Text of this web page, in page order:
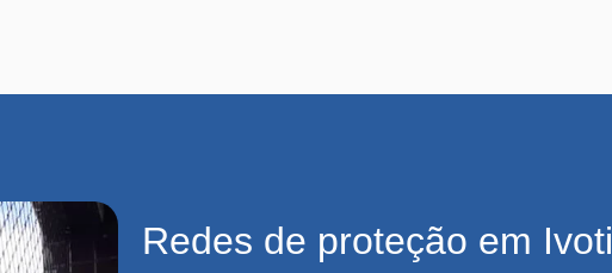
Redes de proteção em Ivoti